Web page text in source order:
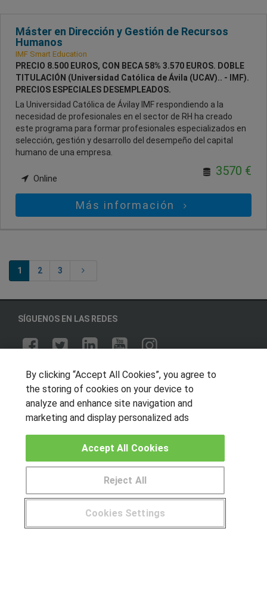
Máster en Dirección y Gestión de Recursos
Humanos
IMF Smart Education
PRECIO 8.500 EUROS, CON BECA 58% 3.570 EUROS. DOBLE
TITULACIÓN (Universidad Católica de Ávila (UCAV).. - IMF).
PRECIOS ESPECIALES DESEMPLEADOS.
La Universidad Católica de Ávilay IMF respondiendo a la
necesidad de profesionales en el sector de RH ha creado
este programa para formar profesionales especializados en
selección, gestión y desarrollo del desempeño del capital
humano de una empresa.
Online
3570 €
Más información
1 2 3
SÍGUENOS EN LAS REDES
OTROS GRUPOS DE INTERES
Muro de los idiomas
Hablemos de empleo
CENTROS DE FORMACIÓN
¿Tienes alguna duda? 900 264 357
By clicking “Accept All Cookies”, you agree to
the storing of cookies on your device to
analyze and enhance site navigation and
marketing and display personalized ads
Cookies Settings
Reject All
Accept All Cookies